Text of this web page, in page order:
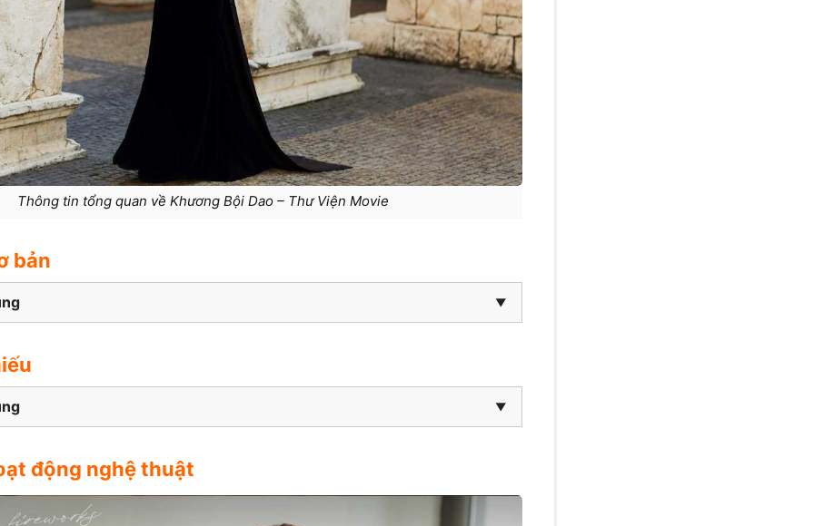
Thông tin tổng quan về Khương Bội Dao – Thư Viện Movie
bản
động nghệ thuật